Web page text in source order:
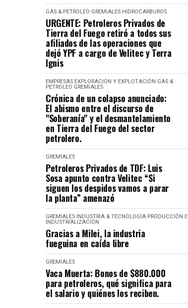
GAS & PETROLEO GREMIALES HIDROCARBUROS
URGENTE: Petroleros Privados de
Tierra del Fuego retiró a todos sus
afiliados de las operaciones que
dejó YPF a cargo de Velitec y Terra
Ignis
EMPRESAS EXPLORACIÓN Y EXPLOTACIÓN GAS &
PETROLEO GREMIALES
Crónica de un colapso anunciado:
El abismo entre el discurso de
"Soberanía" y el desmantelamiento
en Tierra del Fuego del sector
petrolero.
GREMIALES
Petroleros Privados de TDF: Luis
Sosa apunto contra Velitec “Si
siguen los despidos vamos a parar
la planta” amenazó
GREMIALES INDUSTRIA & TECNOLOGÍA PRODUCCIÓN E
INDUSTRIALIZACIÓN
Gracias a Milei, la industria
fueguina en caída libre
GREMIALES
Vaca Muerta: Bonos de $880.000
para petroleros, qué significa para
el salario y quiénes los reciben.